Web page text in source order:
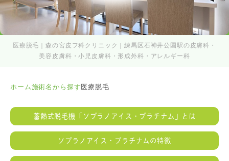
医療脱毛｜森の宮皮フ科クリニック｜練馬区石神井公園駅の皮膚科・
美容皮膚科・小児皮膚科・形成外科・アレルギー科
ホーム施術名から探す 医療脱毛
蓄熱式脱毛機「ソプラノアイス・プラチナム」とは
ソプラノアイス・プラチナムの特徴